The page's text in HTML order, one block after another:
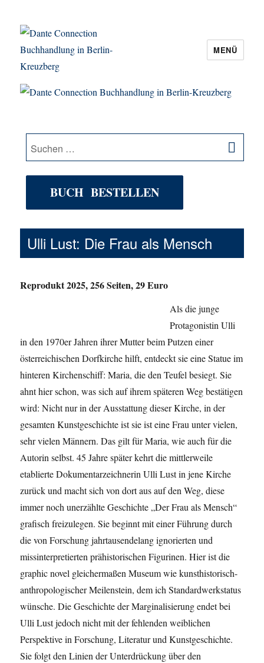
Dante Connection Buchhandlung in
MENÜ
Suche
nach:
BUCH BESTELLEN
Ulli Lust: Die Frau als Mensch
Reprodukt 2025, 256 Seiten, 29 Euro
Als die junge
Protagonistin Ulli
in den 1970er Jahren ihrer Mutter beim Putzen einer
österreichischen Dorfkirche hilft, entdeckt sie eine Statue im
hinteren Kirchenschiff: Maria, die den Teufel besiegt. Sie
ahnt hier schon, was sich auf ihrem späteren Weg bestätigen
wird: Nicht nur in der Ausstattung dieser Kirche, in der
gesamten Kunstgeschichte ist sie ist eine Frau unter vielen,
sehr vielen Männern. Das gilt für Maria, wie auch für die
Autorin selbst. 45 Jahre später kehrt die mittlerweile
etablierte Dokumentarzeichnerin Ulli Lust in jene Kirche
zurück und macht sich von dort aus auf den Weg, diese
immer noch unerzählte Geschichte „Der Frau als Mensch“
grafisch freizulegen. Sie beginnt mit einer Führung durch
die von Forschung jahrtausendelang ignorierten und
missinterpretierten prähistorischen Figurinen. Hier ist die
graphic novel gleichermaßen Museum wie kunsthistorisch-
anthropologischer Meilenstein, dem ich Standardwerkstatus
wünsche. Die Geschichte der Marginalisierung endet bei
Ulli Lust jedoch nicht mit der fehlenden weiblichen
Perspektive in Forschung, Literatur und Kunstgeschichte.
Sie folgt den Linien der Unterdrückung über den